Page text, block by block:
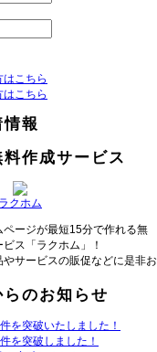
こちら
こちら
報
作成サービス
ラクホム
ページが最短15分で作れる無
ス「ラクホム」！
サービスの販促などに是非お
のお知らせ
を突破いたしました！
を突破しました！